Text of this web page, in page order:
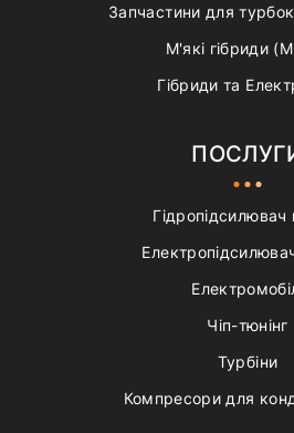
Запчастини для
М'які гібриди
Гібриди та
Чіп-тюнінг
Турбіни
Компресори для